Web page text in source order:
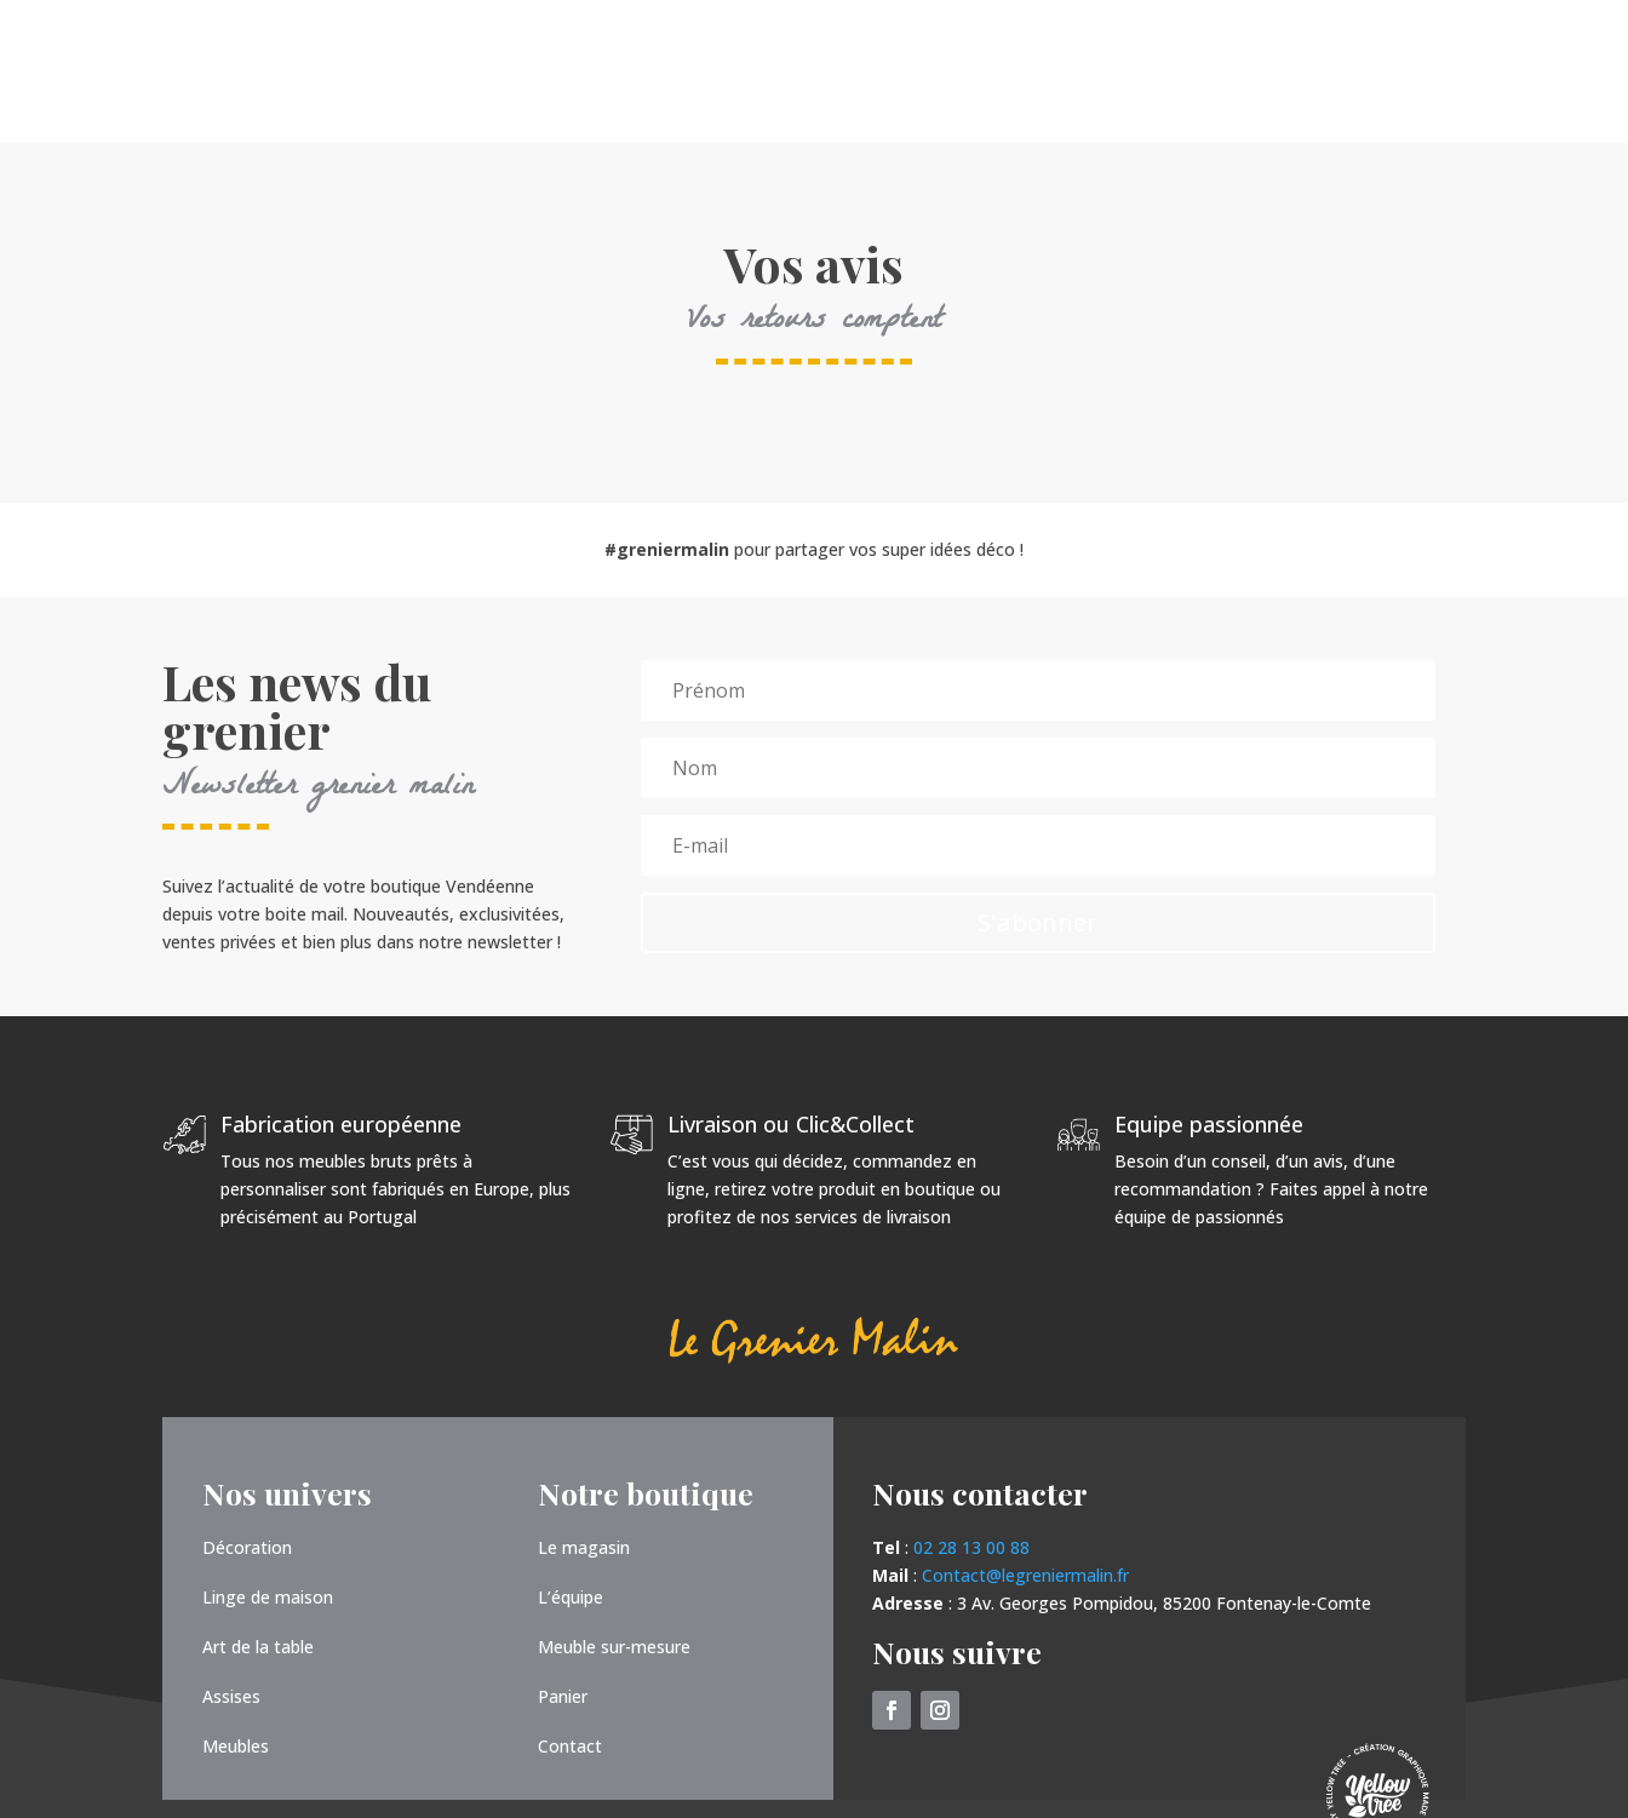
Vos avis
Vos retours comptent
#greniermalin pour partager vos super idées déco !
Les news du
grenier
Newsletter grenier malin
Suivez l’actualité de votre boutique Vendéenne
depuis votre boite mail. Nouveautés, exclusivitées,
ventes privées et bien plus dans notre newsletter !
Fabrication européenne
Tous nos meubles bruts prêts à
personnaliser sont fabriqués en Europe, plus
précisément au Portugal
Livraison ou Clic&Collect
C’est vous qui décidez, commandez en
ligne, retirez votre produit en boutique ou
profitez de nos services de livraison
Equipe passionnée
Besoin d’un conseil, d’un avis, d’une
recommandation ? Faites appel à notre
équipe de passionnés
Nos univers
Décoration
Linge de maison
Art de la table
Assises
Meubles
Notre boutique
Le magasin
L’équipe
Meuble sur-mesure
Panier
Contact
Nous contacter
Tel :02 28 13 00 88
Mail :Contact@legreniermalin.fr
Adresse : 3 Av. Georges Pompidou, 85200 Fontenay-le-Comte
Nous suivre